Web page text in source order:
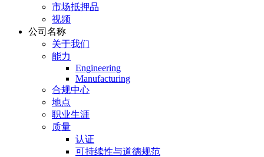
市场抵押品
视频
公司名称
关于我们
能力
Engineering
Manufacturing
合规中心
地点
职业生涯
质量
认证
可持续性与道德规范